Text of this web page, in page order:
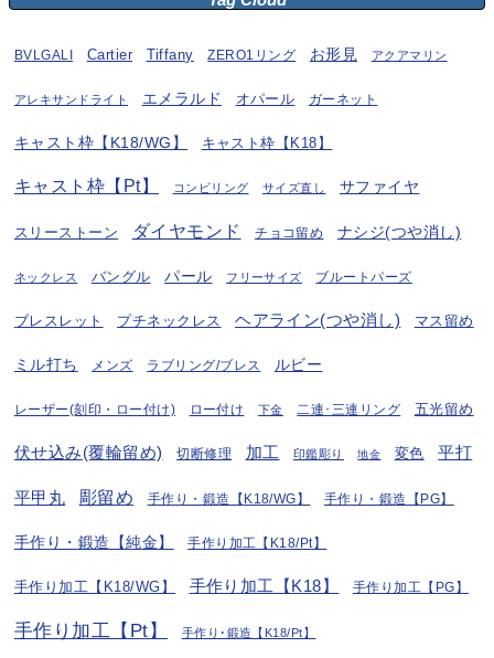
BVLGALI Cartier Tiffany ZERO1リング お形見 アクアマリン
アレキサンドライト エメラルド オパール ガーネット
キャスト枠【K18/WG】 キャスト枠【K18】
キャスト枠【Pt】 コンビリング サイズ直し サファイヤ
スリーストーン ダイヤモンド チョコ留め ナシジ(つや消し)
ネックレス バングル パール フリーサイズ ブルートパーズ
ブレスレット プチネックレス ヘアライン(つや消し) マス留め
ミル打ち メンズ ラブリング/ブレス ルビー
レーザー(刻印・ロー付け) ロー付け 下金 二連･三連リング 五光留め
伏せ込み(覆輪留め) 切断修理 加工 印鑑彫り 地金 変色 平打
平甲丸 彫留め 手作り・鍛造【K18/WG】 手作り・鍛造【PG】
手作り・鍛造【純金】 手作り加工【K18/Pt】
手作り加工【K18/WG】 手作り加工【K18】 手作り加工【PG】
手作り加工【Pt】 手作り･鍛造【K18/Pt】